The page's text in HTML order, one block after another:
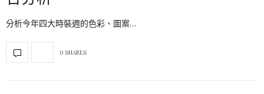
分析今年四大時裝週的色彩、圖案…
0 SHARES